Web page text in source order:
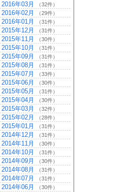
2016年03月 （32件）
2016年02月 （29件）
2016年01月 （31件）
2015年12月 （31件）
2015年11月 （30件）
2015年10月 （31件）
2015年09月 （31件）
2015年08月 （31件）
2015年07月 （33件）
2015年06月 （30件）
2015年05月 （31件）
2015年04月 （30件）
2015年03月 （32件）
2015年02月 （28件）
2015年01月 （31件）
2014年12月 （31件）
2014年11月 （30件）
2014年10月 （31件）
2014年09月 （30件）
2014年08月 （31件）
2014年07月 （31件）
2014年06月 （30件）